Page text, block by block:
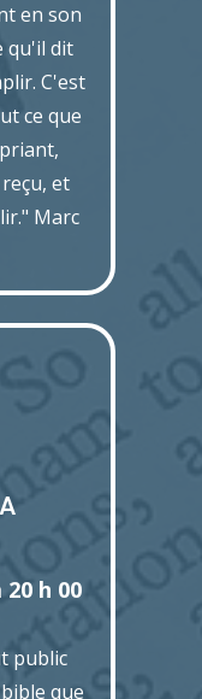
en son
qu'il dit
C'est
ce que
et
Marc
h 00
public
que